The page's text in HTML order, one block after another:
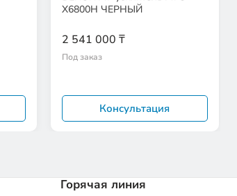
X6800H ЧЕРНЫЙ
2 541 000 ₸
Под заказ
Консультация
Горячая линия